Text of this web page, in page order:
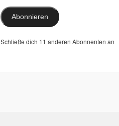
Abonnieren
Schließe dich 11 anderen Abonnenten an